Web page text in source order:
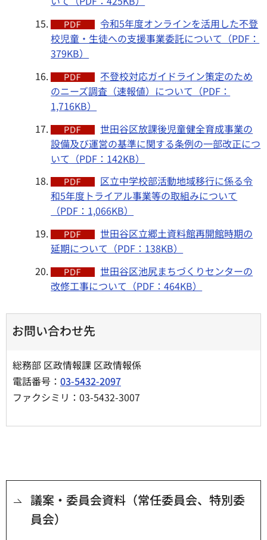
令和5年度オンラインを活用した不登
校児童・生徒への支援事業委託について（PDF：
379KB）
不登校対応ガイドライン策定のため
のニーズ調査（速報値）について（PDF：
1,716KB）
世田谷区放課後児童健全育成事業の
設備及び運営の基準に関する条例の一部改正につ
いて（PDF：142KB）
区立中学校部活動地域移行に係る令
和5年度トライアル事業等の取組みについて
（PDF：1,066KB）
世田谷区立郷土資料館再開館時期の
延期について（PDF：138KB）
世田谷区池尻まちづくりセンターの
改修工事について（PDF：464KB）
お問い合わせ先
総務部 区政情報課 区政情報係
電話番号： 03-5432-2097
ファクシミリ：03-5432-3007
議案・委員会資料（常任委員会、特別委
員会）